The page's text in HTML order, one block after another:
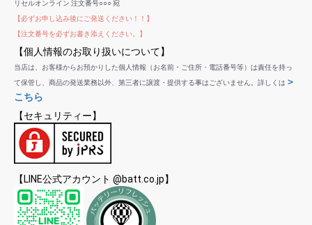
リセルオンライン 注文番号○○○ 宛
【必ずお申し込み後にご発送ください！！】
【注文番号を必ずお書き添えください。】
【個人情報のお取り扱いについて】
当店は、お客様からお預かりした個人情報（お名前・ご住所・電話番号等）は責任を持っ
て保管し、商品の発送業務以外、第三者に譲渡・提供する事はございません。詳しくは ＞
こちら
【セキュリティー】
【LINE公式アカウント @batt.co.jp】